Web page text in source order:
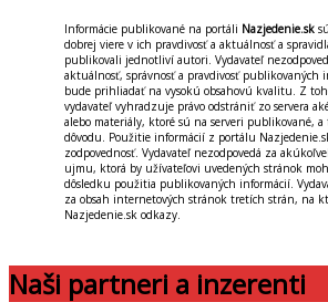
Informácie publikované na portáli Nazjedenie.sk
dobrej viere v ich pravdivosť a aktuálnosť a
publikovali jednotliví autori. Vydavateľ
aktuálnosť, správnosť a pravdivosť publikovaných
bude prihliadať na vysokú obsahovú kvalitu. Z
vydavateľ vyhradzuje právo odstrániť zo servera
alebo materiály, ktoré sú na serveri publikované,
dôvodu. Použitie informácií z portálu
zodpovednosť. Vydavateľ nezodpovedá za
ujmu, ktorá by užívateľovi uvedených stránok
dôsledku použitia publikovaných informácií.
za obsah internetových stránok tretích strán, na
Nazjedenie.sk odkazy.
Naši partneri a inzerenti